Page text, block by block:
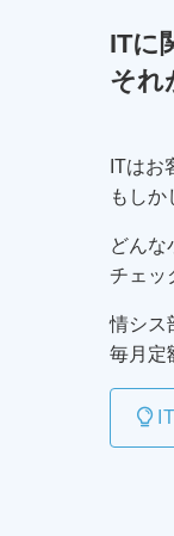
ITに
それ
ITはお
もしか
どんな
チェッ
情シス
毎月定